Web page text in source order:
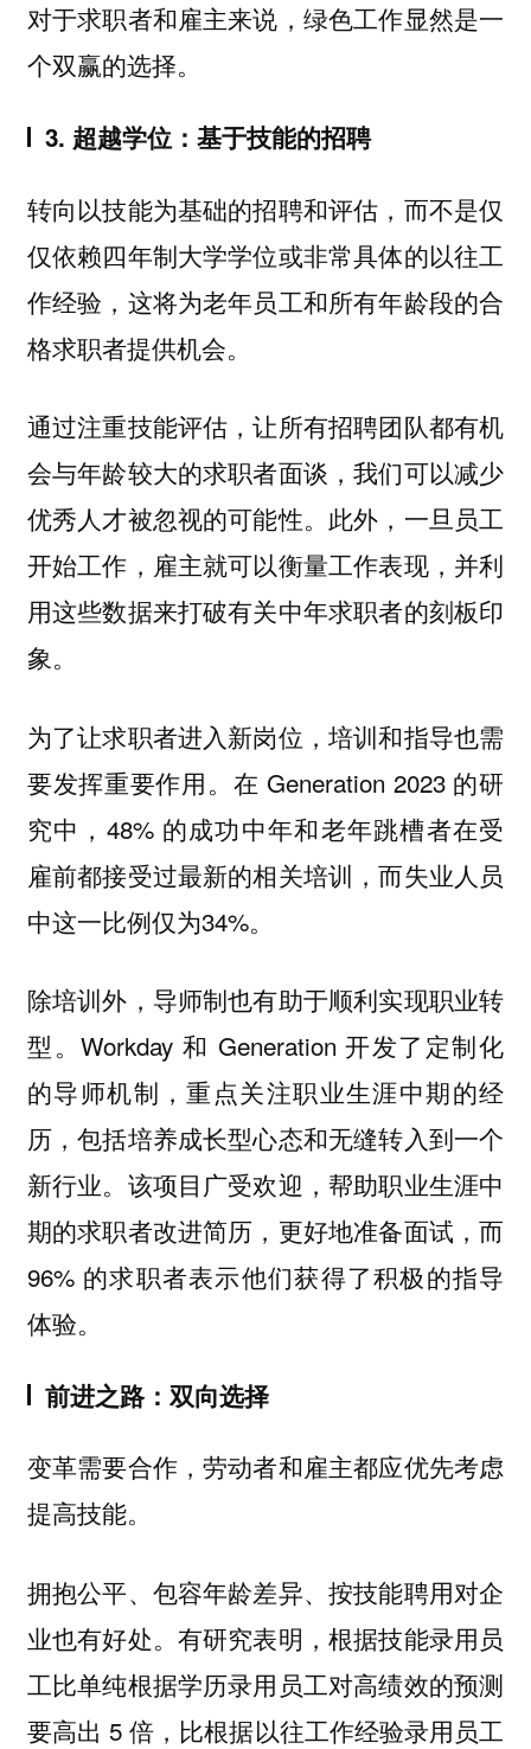
对于求职者和雇主来说，绿色工作显然是一
个双赢的选择。
3. 超越学位：基于技能的招聘
转向以技能为基础的招聘和评估，而不是仅
仅依赖四年制大学学位或非常具体的以往工
作经验，这将为老年员工和所有年龄段的合
格求职者提供机会。
通过注重技能评估，让所有招聘团队都有机
会与年龄较大的求职者面谈，我们可以减少
优秀人才被忽视的可能性。此外，一旦员工
开始工作，雇主就可以衡量工作表现，并利
用这些数据来打破有关中年求职者的刻板印
象。
为了让求职者进入新岗位，培训和指导也需
要发挥重要作用。在 Generation 2023 的研
究中，48% 的成功中年和老年跳槽者在受
雇前都接受过最新的相关培训，而失业人员
中这一比例仅为34%。
除培训外，导师制也有助于顺利实现职业转
型。Workday 和 Generation 开发了定制化
的导师机制，重点关注职业生涯中期的经
历，包括培养成长型心态和无缝转入到一个
新行业。该项目广受欢迎，帮助职业生涯中
期的求职者改进简历，更好地准备面试，而
96% 的求职者表示他们获得了积极的指导
体验。
前进之路：双向选择
变革需要合作，劳动者和雇主都应优先考虑
提高技能。
拥抱公平、包容年龄差异、按技能聘用对企
业也有好处。有研究表明，根据技能录用员
工比单纯根据学历录用员工对高绩效的预测
要高出 5 倍，比根据以往工作经验录用员工